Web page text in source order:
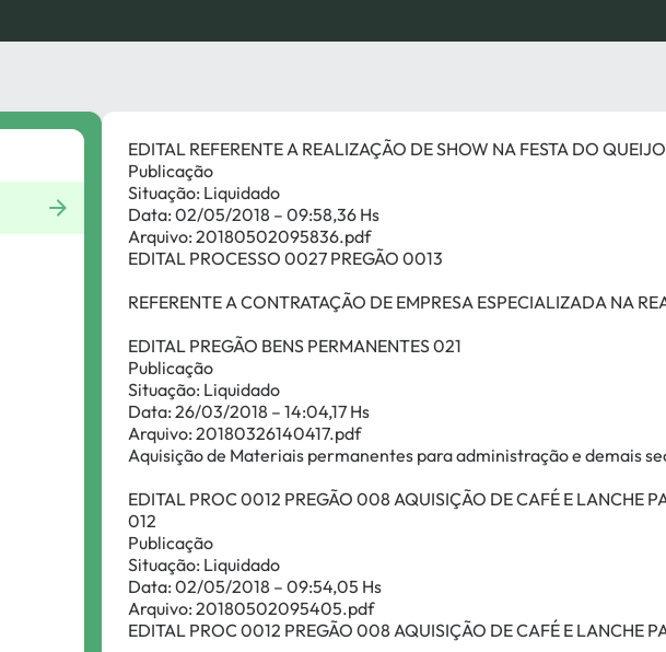
EDITAL REFERENTE A REALIZAÇÃO DE SHOW NA FESTA DO
Publicação
Situação: Liquidado
Data: 02/05/2018 – 09:58,36 Hs
Arquivo: 20180502095836.pdf
EDITAL PROCESSO 0027 PREGÃO 0013
REFERENTE A CONTRATAÇÃO DE EMPRESA ESPECIALIZADA NA
EDITAL PREGÃO BENS PERMANENTES 021
Publicação
Situação: Liquidado
Data: 26/03/2018 – 14:04,17 Hs
Arquivo: 20180326140417.pdf
Aquisição de Materiais permanentes para administração e demais
EDITAL PROC 0012 PREGÃO 008 AQUISIÇÃO DE CAFÉ E LANCHE
012
Publicação
Situação: Liquidado
Data: 02/05/2018 – 09:54,05 Hs
Arquivo: 20180502095405.pdf
EDITAL PROC 0012 PREGÃO 008 AQUISIÇÃO DE CAFÉ E LANCHE